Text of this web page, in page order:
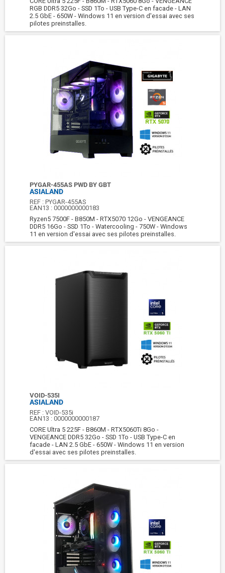
RGB DDR5 32Go - SSD 1To - USB Type-C en facade - LAN
2.5 GbE - 650W - Windows 11 en version d'essai avec ses
pilotes preinstalles.
PYGAR-455AS PWD BY GBT
ASIALAND
REF :PYGAR-455AS
EAN13 :0000000000183
Ryzen5 7500F - B850M - RTX5070 12Go - VENGEANCE
DDR5 16Go - SSD 1To - Watercooling - 750W - Windows
11 en version d'essai avec ses pilotes preinstalles.
VOID-535I
ASIALAND
REF :VOID-535i
EAN13 :0000000000187
CORE Ultra 5 225F - B860M - RTX5060Ti 8Go -
VENGEANCE DDR5 32Go - SSD 1To - USB Type-C en
facade - LAN 2.5 GbE - 650W - Windows 11 en version
d'essai avec ses pilotes preinstalles.